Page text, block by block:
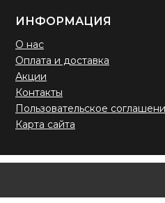
ИНФОРМАЦИЯ
О нас
Оплата и доставка
Акции
Контакты
Пользовательское
Карта сайта